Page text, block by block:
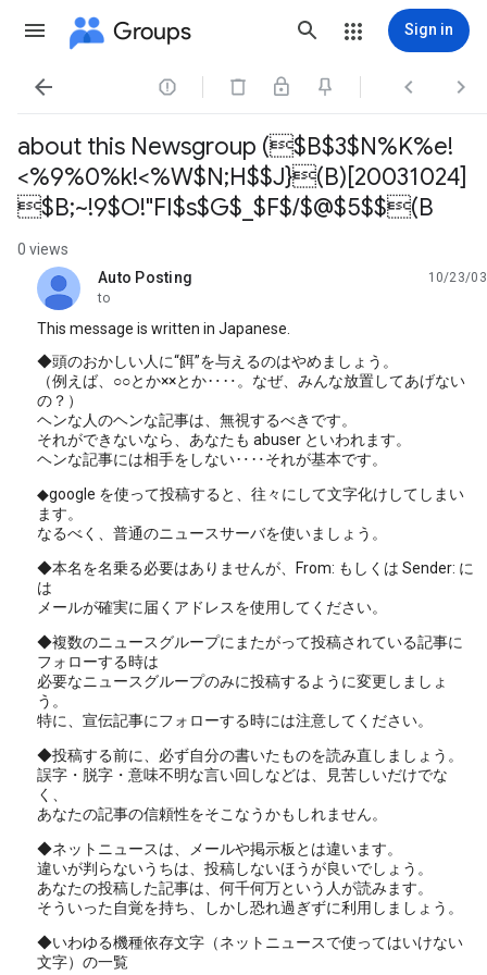
Groups Sign in
   
about this Newsgroup ($B$3$N%K%e!
<%9%0%k!<%W$N;H$$J}(B)[20031024]
$B;~!9$O!"FI$s$G$_$F$/$@$5$$(B
0 views
Auto Posting
unread,
10/23/03
to
This message is written in Japanese.
◆頭のおかしい人に“餌”を与えるのはやめましょう。
（例えば、○○とか××とか‥‥。なぜ、みんな放置してあげない
の？）
ヘンな人のヘンな記事は、無視するべきです。
それができないなら、あなたも abuser といわれます。
ヘンな記事には相手をしない‥‥それが基本です。
◆google を使って投稿すると、往々にして文字化けしてしまい
ます。
なるべく、普通のニュースサーバを使いましょう。
◆本名を名乗る必要はありませんが、From: もしくは Sender: に
は
メールが確実に届くアドレスを使用してください。
◆複数のニュースグループにまたがって投稿されている記事に
フォローする時は
必要なニュースグループのみに投稿するように変更しましょ
う。
特に、宣伝記事にフォローする時には注意してください。
◆投稿する前に、必ず自分の書いたものを読み直しましょう。
誤字・脱字・意味不明な言い回しなどは、見苦しいだけでな
く、
あなたの記事の信頼性をそこなうかもしれません。
◆ネットニュースは、メールや掲示板とは違います。
違いが判らないうちは、投稿しないほうが良いでしょう。
あなたの投稿した記事は、何千何万という人が読みます。
そういった自覚を持ち、しかし恐れ過ぎずに利用しましょう。
◆いわゆる機種依存文字（ネットニュースで使ってはいけない
文字）の一覧